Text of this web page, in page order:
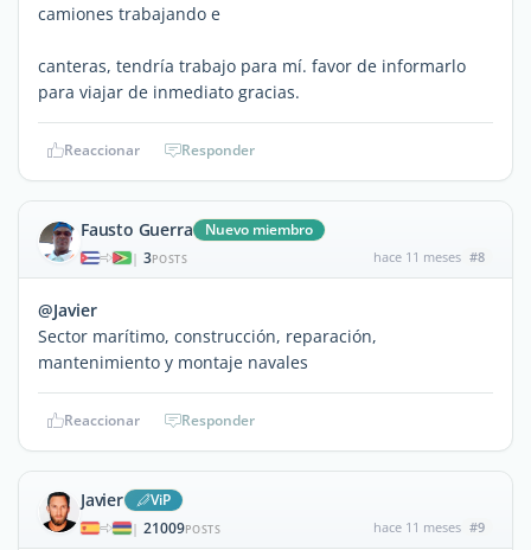
camiones trabajando e
canteras, tendría trabajo para mí. favor de informarlo
para viajar de inmediato gracias.
Reaccionar Responder
Fausto Guerra Nuevo miembro
| 3POSTS hace 11 meses #8
@Javier
Sector marítimo, construcción, reparación,
mantenimiento y montaje navales
Reaccionar Responder
Javier ViP
| 21009POSTS hace 11 meses #9